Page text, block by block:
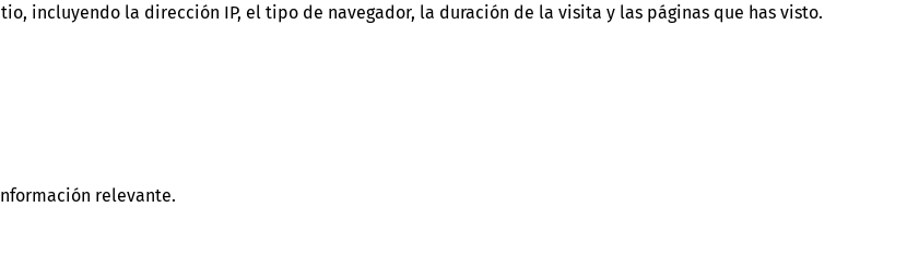
incluyendo la dirección IP, el tipo de navegador, la duración de la visita y las páginas que has visto.
relevante.